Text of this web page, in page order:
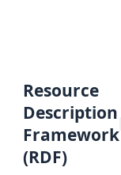
Resource
Description
Framework
(RDF)